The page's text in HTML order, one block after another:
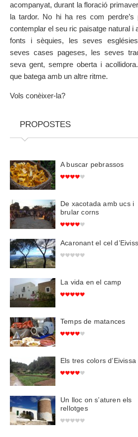
acompanyat, durant la floració
la tardor. No hi ha res com
contemplar el seu ric paisatge natural i
fonts i sèquies, les seves
seves cases pageses, les seves
seva gent, sempre oberta i
que batega amb un altre ritme.
Vols conèixer-la?
PROPOSTES
A buscar pebrassos
De xacotada amb ucs i
brular corns
Acaronant el cel
La vida en el camp
Temps de matances
Els tres colors d’Eivissa
Un lloc on s’aturen els
rellotges